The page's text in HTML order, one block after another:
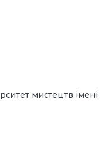
мистецтв імені